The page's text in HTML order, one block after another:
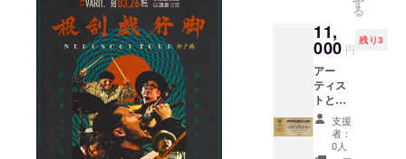
んにも
ご相談
兄さん
の田中
産業株
式会社
の田中
良史さ
集めた
「
HYOGO
GO！」
という
イベン
トを月
に1度の
ペース
ペース
をお届
け！ ラ
イブハ
ウス神
戸
VARIT.
は過
去、兵
る
11,
000 円
残り3
アー
ティス
トと
キャン
パーの
マッチ
支援
者：
0人